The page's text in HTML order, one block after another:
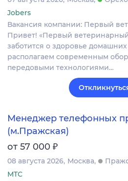
Jobers
Вакансия компании: Первый
Привет! «Первый ветеринарный
заботится о здоровье
располагаем современным
передовыми технологиями…
Менеджер телефонных
(м.Пражская)
от 57 000 ₽
08 августа 2026 Москва
МТС